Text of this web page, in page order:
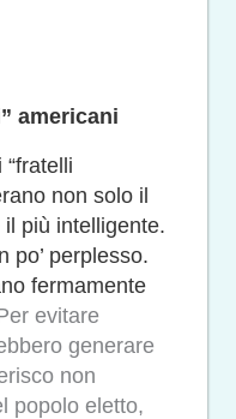
americani
non solo il
più intelligente.
po’ perplesso.
fermamente
evitare
generare
non
popolo eletto,